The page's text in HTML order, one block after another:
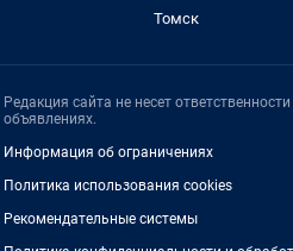
Томск
Редакция сайта не несет
объявлениях.
Информация об ограничениях
Политика использования cookies
Рекомендательные системы